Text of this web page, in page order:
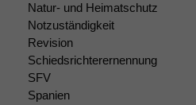
Natur- und Heimatschutz
Notzuständigkeit
Revision
Schiedsrichterernennung
SFV
Spanien